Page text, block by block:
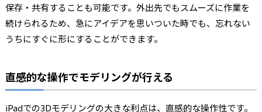
保存・共有することも可能です。外出先でもスムーズに作業を
続けられるため、急にアイデアを思いついた時でも、忘れない
うちにすぐに形にすることができます。
直感的な操作でモデリングが行える
iPadでの3Dモデリングの大きな利点は、直感的な操作性です。